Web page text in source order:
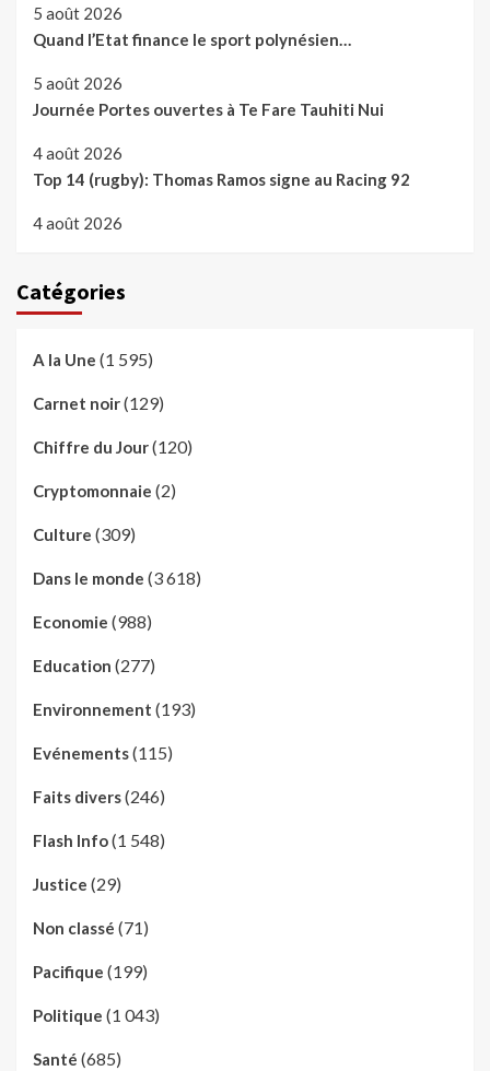
5 août 2026
Quand l’Etat finance le sport polynésien…
5 août 2026
Journée Portes ouvertes à Te Fare Tauhiti Nui
4 août 2026
Top 14 (rugby): Thomas Ramos signe au Racing 92
4 août 2026
Catégories
A la Une (1 595)
Carnet noir(129)
Chiffre du Jour(120)
Cryptomonnaie (2)
Culture (309)
Dans le monde (3 618)
Economie (988)
Education (277)
Environnement (193)
Evénements(115)
Faits divers(246)
Flash Info(1 548)
Justice (29)
Non classé (71)
Pacifique (199)
Politique (1 043)
Santé (685)